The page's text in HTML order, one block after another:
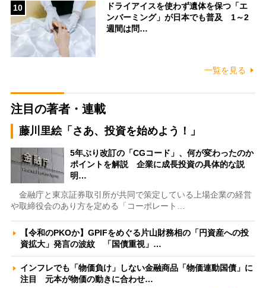
10
ドライアイスを使わず遺体を保つ「エ
ンバーミング」が日本でも普及 1～2
週間は問…
一覧を見る
注目の著者・連載
藤川里絵「さあ、投資を始めよう！」
5年ぶり改訂の「CGコード」、何が変わったのか
ポイントを解説 企業に成長投資の具体的な説
明…
金融庁と東京証券取引所が共同で策定している上場企業の経営
や取締役会のあり方を定める「コーポレート…
【令和のPKOか】GPIFをめぐる片山財務相の「円資産への投
資拡大」発言の波紋 「国債重視」…
インフレでも「物価負け」しない金融商品「物価連動国債」に
注目 元本が物価の動きに合わせ…